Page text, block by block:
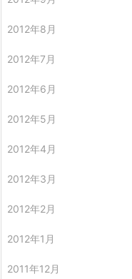
2012年8月
2012年7月
2012年6月
2012年5月
2012年4月
2012年3月
2012年2月
2012年1月
2011年12月